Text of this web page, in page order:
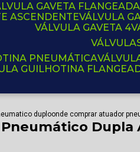
GAVETA FLANGEADA
ASCENDENTE VÁLVULA
VÁLVULA GAVETA 4
PNEUMÁTICA
GUILHOTINA
duploonde comprar atuador
Dupla